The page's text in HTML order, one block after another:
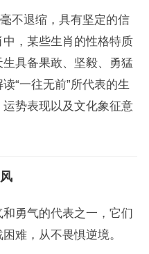
不退缩，具有坚定的信
，某些生肖的性格特质
具备果敢、坚毅、勇猛
“一往无前”所代表的生
势表现以及文化象征意
勇气的代表之一，它们
难，从不畏惧逆境。